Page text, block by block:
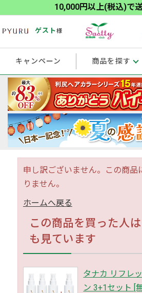
10,000円以上(税込)で
ゲスト様
キャンペーン 商品を探す
申し訳ございません。この商品
りません。
ホームへ戻る
この商品を買った人
も見ています
タナカ リフレ
ン 3+1セット [